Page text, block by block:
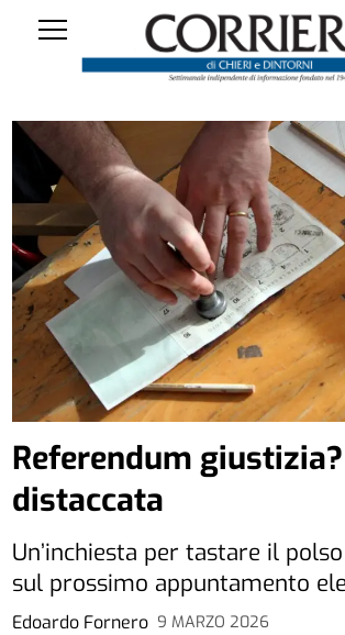
Edoardo Fornero 9 MARZO 2026
Referendum
distaccata
Un’inchiesta per tastare il
sul prossimo appuntamento